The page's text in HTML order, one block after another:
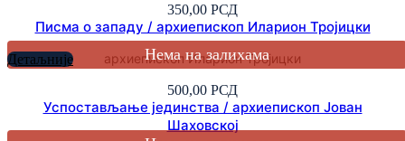
350,00 РСД
Писма о западу / архиепископ Иларион Тројицки
архиепископ Иларион Тројицки
500,00 РСД
Детаљније
Успостављање јединства / архиепископ Јован
Шаховској